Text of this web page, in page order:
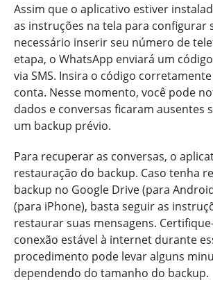
Assim que o aplicativo estiver
as instruções na tela para configurar
necessário inserir seu número de
etapa, o WhatsApp enviará um
via SMS. Insira o código
conta. Nesse momento, você pode
dados e conversas ficaram ausentes
um backup prévio.
Para recuperar as conversas, o
restauração do backup. Caso tenha
backup no Google Drive (para
(para iPhone), basta seguir as
restaurar suas mensagens.
conexão estável à internet durante
procedimento pode levar alguns
dependendo do tamanho do backup.